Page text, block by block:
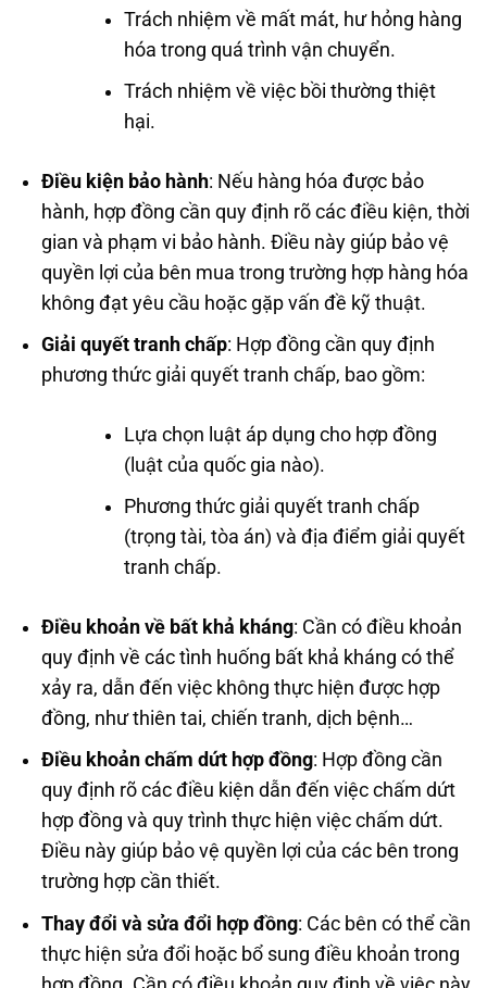
Trách nhiệm về mất mát, hư hỏng hàng
hóa trong quá trình vận chuyển.
Trách nhiệm về việc bồi thường thiệt
hại.
Điều kiện bảo hành: Nếu hàng hóa được bảo
hành, hợp đồng cần quy định rõ các điều kiện, thời
gian và phạm vi bảo hành. Điều này giúp bảo vệ
quyền lợi của bên mua trong trường hợp hàng hóa
không đạt yêu cầu hoặc gặp vấn đề kỹ thuật.
Giải quyết tranh chấp: Hợp đồng cần quy định
phương thức giải quyết tranh chấp, bao gồm:
Lựa chọn luật áp dụng cho hợp đồng
(luật của quốc gia nào).
Phương thức giải quyết tranh chấp
(trọng tài, tòa án) và địa điểm giải quyết
tranh chấp.
Điều khoản về bất khả kháng: Cần có điều khoản
quy định về các tình huống bất khả kháng có thể
xảy ra, dẫn đến việc không thực hiện được hợp
đồng, như thiên tai, chiến tranh, dịch bệnh…
Điều khoản chấm dứt hợp đồng: Hợp đồng cần
quy định rõ các điều kiện dẫn đến việc chấm dứt
hợp đồng và quy trình thực hiện việc chấm dứt.
Điều này giúp bảo vệ quyền lợi của các bên trong
trường hợp cần thiết.
Thay đổi và sửa đổi hợp đồng: Các bên có thể cần
thực hiện sửa đổi hoặc bổ sung điều khoản trong